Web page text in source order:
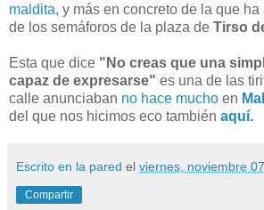
maldita, y más en concreto de la que
de los semáforos de la plaza de Tirso
Esta que dice "No creas que una
capaz de expresarse" es una de las
calle anunciaban no hace mucho en
del que nos hicimos eco también aquí.
Escrito en la pared el viernes, noviembre
Compartir